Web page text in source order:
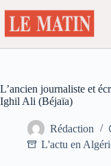
au
contenu
L’ancien journaliste et
Ighil Ali (Béjaïa)
Rédaction
L'actu en